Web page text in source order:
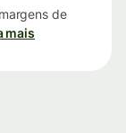
de
mais